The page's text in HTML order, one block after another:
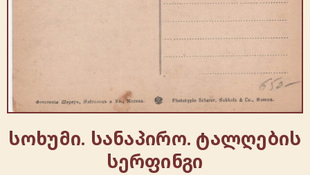
სოხუმი. სანაპირო. ტალღების
სერფინგი